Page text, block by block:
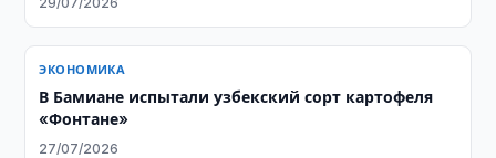
ЭКОНОМИКА
В Бамиане испытали узбекский сорт картофеля
«Фонтане»
27/07/2026